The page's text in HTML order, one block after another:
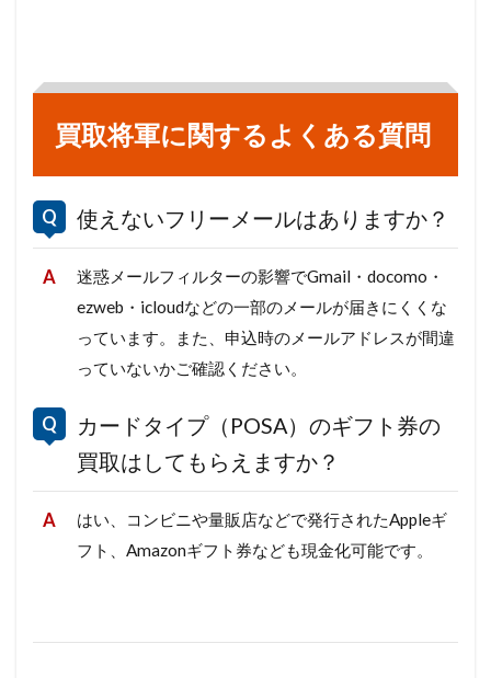
買取将軍に関するよくある質問
使えないフリーメールはありますか？
迷惑メールフィルターの影響でGmail・docomo・
ezweb・icloudなどの一部のメールが届きにくくな
っています。また、申込時のメールアドレスが間違
っていないかご確認ください。
カードタイプ（POSA）のギフト券の
買取はしてもらえますか？
はい、コンビニや量販店などで発行されたAppleギ
フト、Amazonギフト券なども現金化可能です。